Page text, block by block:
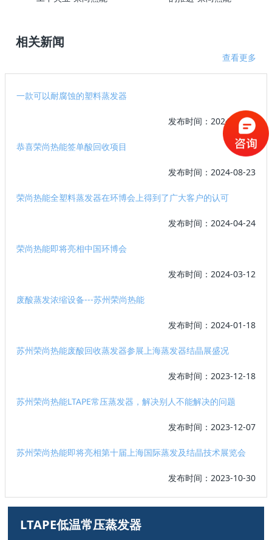
相关新闻
查看更多
一款可以耐腐蚀的塑料蒸发器
发布时间：2024-11-04
恭喜荣尚热能签单酸回收项目
发布时间：2024-08-23
荣尚热能全塑料蒸发器在环博会上得到了广大客户的认可
发布时间：2024-04-24
荣尚热能即将亮相中国环博会
发布时间：2024-03-12
废酸蒸发浓缩设备---苏州荣尚热能
发布时间：2024-01-18
苏州荣尚热能废酸回收蒸发器参展上海蒸发器结晶展盛况
发布时间：2023-12-18
苏州荣尚热能LTAPE常压蒸发器，解决别人不能解决的问题
发布时间：2023-12-07
苏州荣尚热能即将亮相第十届上海国际蒸发及结晶技术展览会
发布时间：2023-10-30
LTAPE低温常压蒸发器